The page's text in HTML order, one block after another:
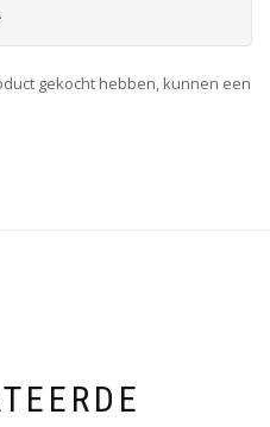
gekocht hebben, kunnen een